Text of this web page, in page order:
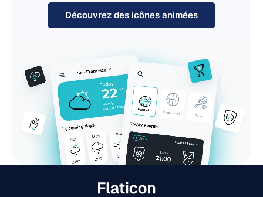
Découvrez des icônes animées